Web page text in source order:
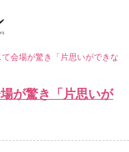
会場が驚き「片思いができな
が驚き「片思いが